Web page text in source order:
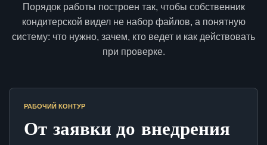
Порядок работы построен так, чтобы собственник
кондитерской видел не набор файлов, а понятную
систему: что нужно, зачем, кто ведет и как действовать
при проверке.
РАБОЧИЙ КОНТУР
От заявки до внедрения